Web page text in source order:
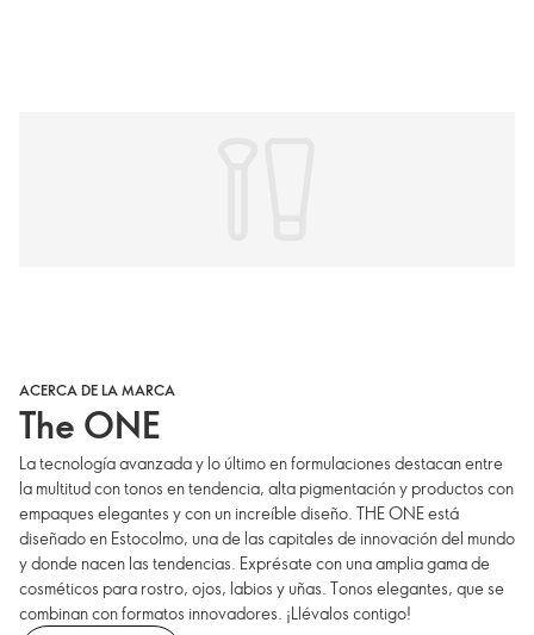
ACERCA DE LA MARCA
The ONE
La tecnología avanzada y lo último en formulaciones destacan entre
la multitud con tonos en tendencia, alta pigmentación y productos con
empaques elegantes y con un increíble diseño. THE ONE está
diseñado en Estocolmo, una de las capitales de innovación del mundo
y donde nacen las tendencias. Exprésate con una amplia gama de
cosméticos para rostro, ojos, labios y uñas. Tonos elegantes, que se
combinan con formatos innovadores. ¡Llévalos contigo!